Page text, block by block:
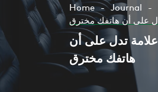
Home
Journal
تعرف على 12 علامة تدل على أن
هاتفك مخترق